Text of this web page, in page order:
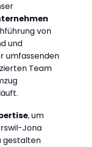
von
und
umfassenden
Team
, um
Jona
gestalten